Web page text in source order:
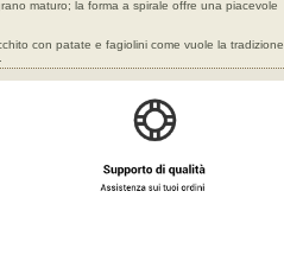
maturo; la forma a spirale offre una piacevole
con patate e fagiolini come vuole la tradizione